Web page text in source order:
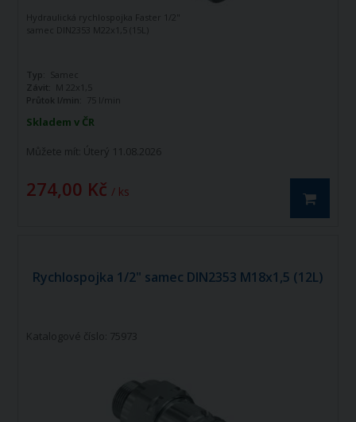
Skladem v ČR
Můžete mít: Úterý 11.08.2026
274,00 Kč / ks
Hydraulická rychlospojka Faster 1/2"
samec DIN2353 M22x1,5 (15L)
Typ:
Samec
Závit: M 22x1,5
Průtok l/min:
75 l/min
Rychlospojka 1/2" samec DIN2353 M18x1,5 (12L)
Katalogové číslo: 75973